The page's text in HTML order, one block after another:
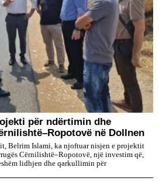
për ndërtimin dhe
në Dollnen
Belrim Islami, ka njoftuar nisjen e projektit
Cërnilishtë–Ropotovë, një investim që,
lidhjen dhe qarkullimin për